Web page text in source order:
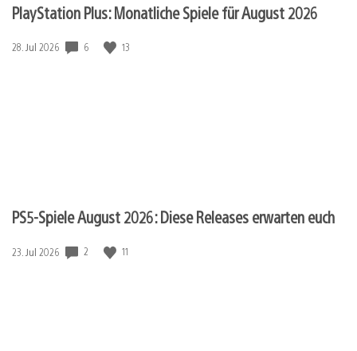
PlayStation Plus: Monatliche Spiele für August 2026
Veröffentlichungsdatum:
28. Jul 2026 6 13
PS5-Spiele August 2026: Diese Releases erwarten euch
Veröffentlichungsdatum:
23. Jul 2026 2 11